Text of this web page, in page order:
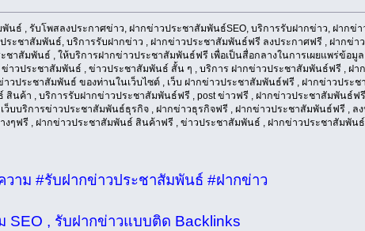
นธ์ , รับโพสลงประกาศข่าว, ฝากข่าวประชาสัมพันธ์SEO, บริการรับฝากข่าว, ฝากข่า
ะชาสัมพันธ์, บริการรับฝากข่าว , ฝากข่าวประชาสัมพันธ์ฟรี ลงประกาศฟรี , ฝากข่าว
าสัมพันธ์ , ให้บริการฝากข่าวประชาสัมพันธ์ฟรี เพื่อเป็นสื่อกลางในการเผยแพร่ข้อมูล
าวประชาสัมพันธ์ , ข่าวประชาสัมพันธ์ สั้น ๆ , บริการ ฝากข่าวประชาสัมพันธ์ฟรี , ฝา
วประชาสัมพันธ์ ของท่านในเว็บไซต์ , เว็บ ฝากข่าวประชาสัมพันธ์ฟรี , ฝากข่าวประ
สินค้า , บริการรับฝากข่าวประชาสัมพันธ์ฟรี , post ข่าวฟรี , ฝากข่าวประชาสัมพันธ์ฟ
บบริการข่าวประชาสัมพันธ์ธุรกิจ , ฝากข่าวธุรกิจฟรี , ฝากข่าวประชาสัมพันธ์ฟรี , ล
งๆฟรี , ฝากข่าวประชาสัมพันธ์ สินค้าฟรี , ข่าวประชาสัมพันธ์ , ฝากข่าวประชาสัมพัน
าม #รับฝากข่าวประชาสัมพันธ์ #ฝากข่าว
SEO , รับฝากข่าวแบบติด Backlinks